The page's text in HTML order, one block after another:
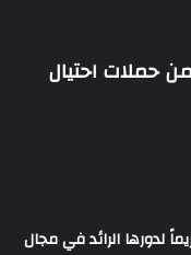
حملات احتيال
لدورها الرائد في مجال